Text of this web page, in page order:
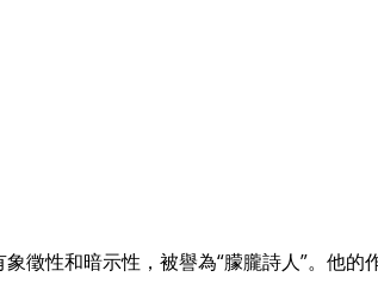
徵性和暗示性，被譽為“朦朧詩人”。他的